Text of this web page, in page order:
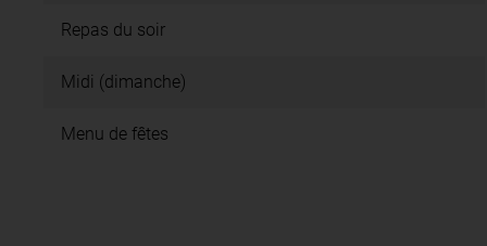
Repas du soir
Midi (dimanche)
Menu de fêtes